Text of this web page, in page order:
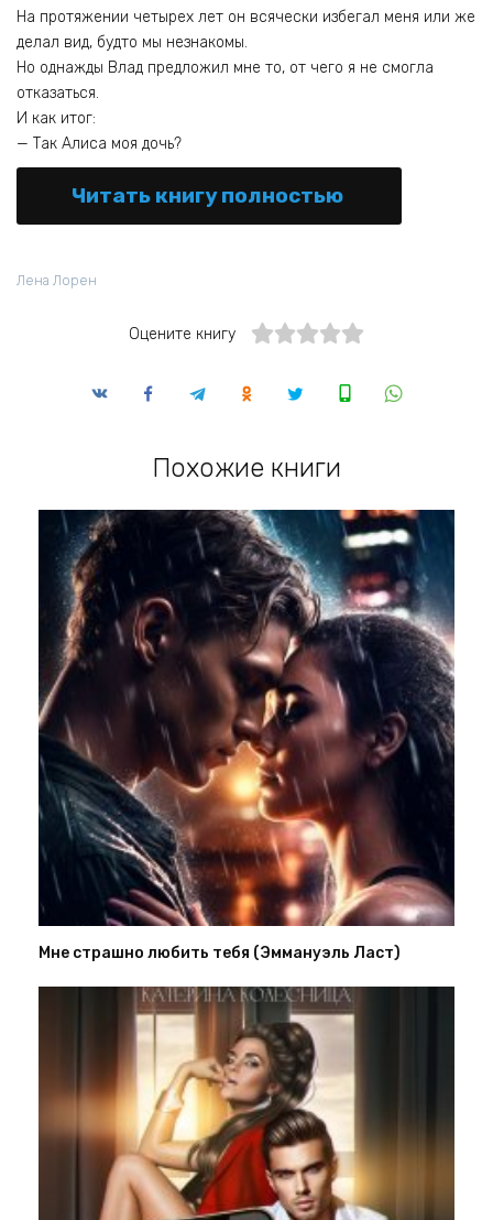
На протяжении четырех лет он всячески избегал меня или же
делал вид, будто мы незнакомы.
Но однажды Влад предложил мне то, от чего я не смогла
отказаться.
И как итог:
— Так Алиса моя дочь?
Читать книгу полностью
Лена Лорен
Оцените книгу
Похожие книги
Мне страшно любить тебя (Эммануэль Ласт)